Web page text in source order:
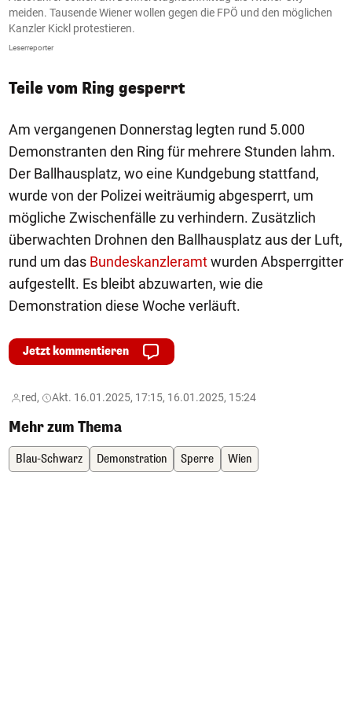
meiden. Tausende Wiener wollen gegen die FPÖ und den möglichen
Kanzler Kickl protestieren.
Leserreporter
Teile vom Ring gesperrt
Am vergangenen Donnerstag legten rund 5.000
Demonstranten den Ring für mehrere Stunden lahm.
Der Ballhausplatz, wo eine Kundgebung stattfand,
wurde von der Polizei weiträumig abgesperrt, um
mögliche Zwischenfälle zu verhindern. Zusätzlich
überwachten Drohnen den Ballhausplatz aus der Luft,
rund um das Bundeskanzleramtwurden Absperrgitter
aufgestellt. Es bleibt abzuwarten, wie die
Demonstration diese Woche verläuft.
Jetzt kommentieren
red, Akt. 16.01.2025, 17:15, 16.01.2025, 15:24
Mehr zum Thema
Blau-Schwarz Demonstration Sperre Wien